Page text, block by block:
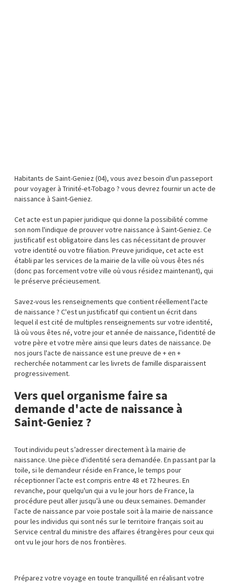
Habitants de Saint-Geniez (04), vous avez besoin d'un passeport
pour voyager à Trinité-et-Tobago ? vous devrez fournir un acte de
naissance à Saint-Geniez.
Cet acte est un papier juridique qui donne la possibilité comme
son nom l'indique de prouver votre naissance à Saint-Geniez. Ce
justificatif est obligatoire dans les cas nécessitant de prouver
votre identité ou votre filiation. Preuve juridique, cet acte est
établi par les services de la mairie de la ville où vous êtes nés
(donc pas forcement votre ville où vous résidez maintenant), qui
le préserve précieusement.
Savez-vous les renseignements que contient réellement l'acte
de naissance ? C'est un justificatif qui contient un écrit dans
lequel il est cité de multiples renseignements sur votre identité,
là où vous êtes né, votre jour et année de naissance, l'identité de
votre père et votre mère ainsi que leurs dates de naissance. De
nos jours l'acte de naissance est une preuve de + en +
recherchée notamment car les livrets de famille disparaissent
progressivement.
Vers quel organisme faire sa
demande d'acte de naissance à
Saint-Geniez ?
Tout individu peut s’adresser directement à la mairie de
naissance. Une pièce d'identité sera demandée. En passant par la
toile, si le demandeur réside en France, le temps pour
réceptionner l’acte est compris entre 48 et 72 heures. En
revanche, pour quelqu'un qui a vu le jour hors de France, la
procédure peut aller jusqu’à une ou deux semaines. Demander
l'acte de naissance par voie postale soit à la mairie de naissance
pour les individus qui sont nés sur le territoire français soit au
Service central du ministre des affaires étrangères pour ceux qui
ont vu le jour hors de nos frontières.
Préparez votre voyage en toute tranquillité en réalisant votre